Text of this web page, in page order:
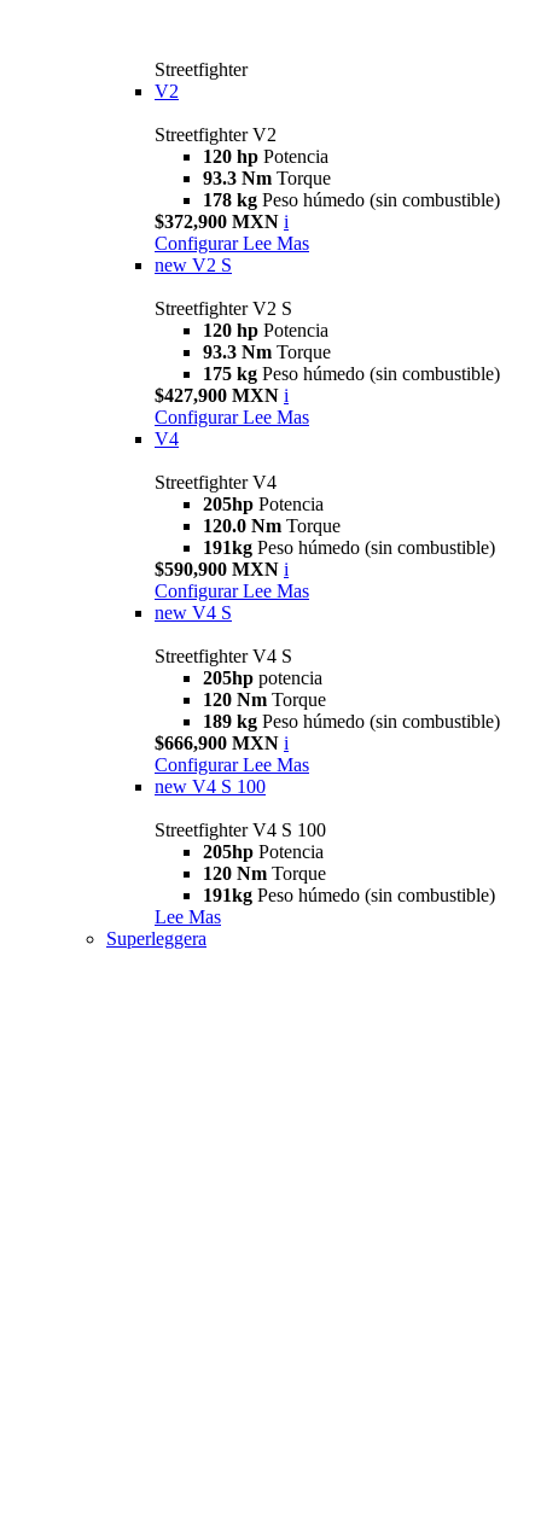
Streetfighter
V2
Streetfighter V2
120 hp Potencia
93.3 Nm Torque
178 kg Peso húmedo (sin combustible)
$372,900 MXN i
Configurar Lee Mas
new V2 S
Streetfighter V2 S
120 hp Potencia
93.3 Nm Torque
175 kg Peso húmedo (sin combustible)
$427,900 MXN i
Configurar Lee Mas
V4
Streetfighter V4
205hp Potencia
120.0 Nm Torque
191kg Peso húmedo (sin combustible)
$590,900 MXN i
Configurar Lee Mas
new V4 S
Streetfighter V4 S
205hp potencia
120 Nm Torque
189 kg Peso húmedo (sin combustible)
$666,900 MXN i
Configurar Lee Mas
new V4 S 100
Streetfighter V4 S 100
205hp Potencia
120 Nm Torque
191kg Peso húmedo (sin combustible)
Lee Mas
Superleggera